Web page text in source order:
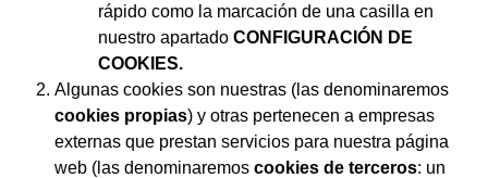
rápido como la marcación de una casilla en
nuestro apartado CONFIGURACIÓN DE
COOKIES.
Algunas cookies son nuestras (las denominaremos
cookies propias) y otras pertenecen a empresas
externas que prestan servicios para nuestra página
web (las denominaremos cookies de terceros: un